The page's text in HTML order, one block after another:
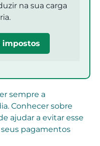
na sua carga
impostos
sempre a
Conhecer sobre
ajudar a evitar esse
pagamentos